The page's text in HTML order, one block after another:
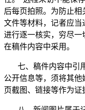
后每页拍照。为防止
文件等材料，记者应
进行逐一核实，穷尽
在稿件内容中采用。
七、稿件内容中引用
公开信息等，须将其他
页截图、链接等作为证